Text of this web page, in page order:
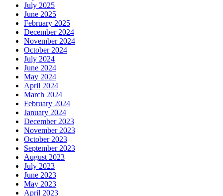
July 2025
June 2025
February 2025
December 2024
November 2024
October 2024
July 2024
June 2024
May 2024
April 2024
March 2024
February 2024
January 2024
December 2023
November 2023
October 2023
September 2023
August 2023
July 2023
June 2023
May 2023
April 2023